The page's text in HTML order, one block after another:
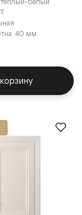
40 мм